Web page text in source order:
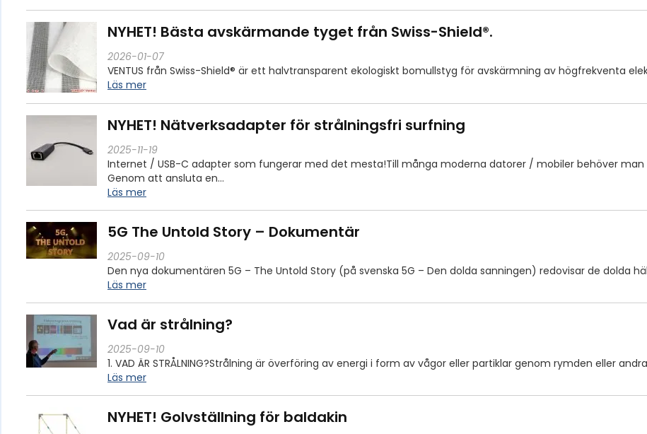
NYHET! Bästa avskärmande tyget från Swiss-Shield®.
2026-01-07
VENTUS från Swiss-Shield® är ett halvtransparent ekologiskt bomullstyg för avskärmning av högfrekventa
Läs mer
NYHET! Nätverksadapter för strålningsfri surfning
2025-11-19
Internet / USB-C adapter som fungerar med det mesta!Till många moderna datorer / mobiler behöver
Genom att ansluta en…
Läs mer
5G The Untold Story – Dokumentär
2025-09-10
Den nya dokumentären 5G – The Untold Story (på svenska 5G – Den dolda sanningen) redovisar de dolda
Läs mer
Vad är strålning?
2025-09-10
1. VAD ÄR STRÅLNING?Strålning är överföring av energi i form av vågor eller partiklar genom rymden eller
Läs mer
NYHET! Golvställning för baldakin